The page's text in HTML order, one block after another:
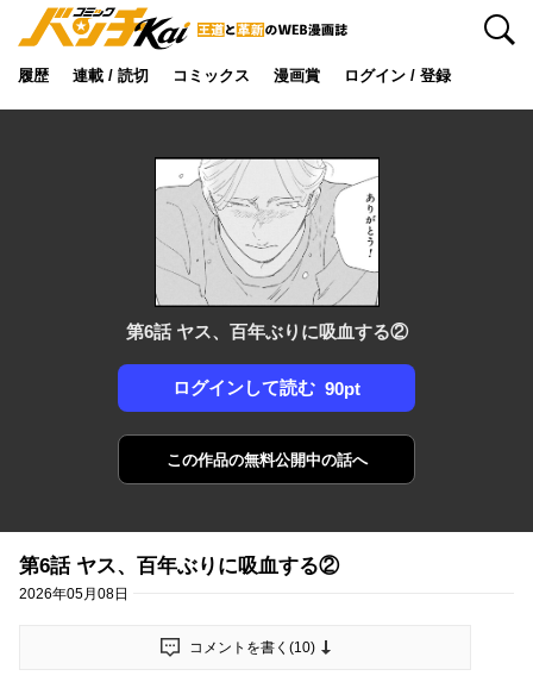
履歴 連載 / 読切 コミックス 漫画賞 ログイン / 登録
検索
第6話 ヤス、百年ぶりに吸血する②
ログインして読む 90pt
この作品の無料公開中の話へ
第6話 ヤス、百年ぶりに吸血する②
2026年05月08日
コメントを書く(10)